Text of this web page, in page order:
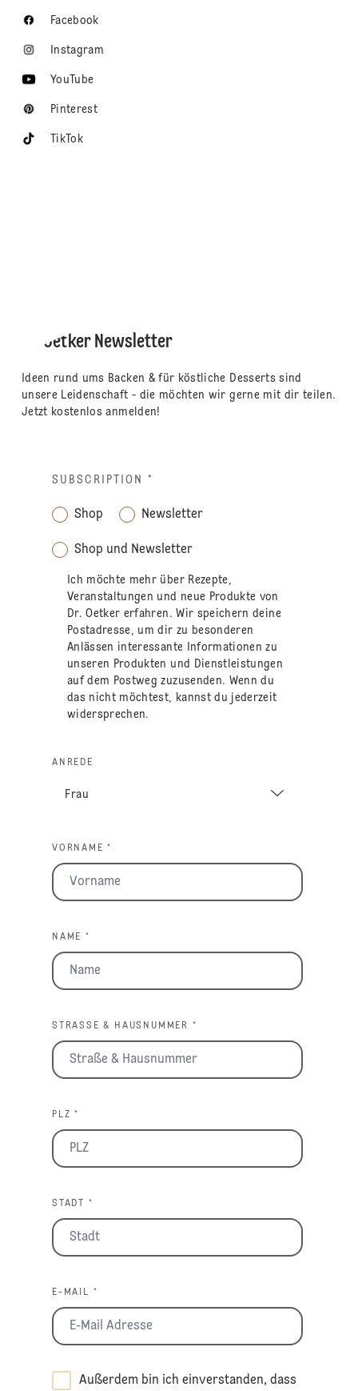
Facebook
Instagram
YouTube
Pinterest
TikTok
Dr. Oetker Newsletter
Ideen rund ums Backen & für köstliche Desserts sind
unsere Leidenschaft - die möchten wir gerne mit dir teilen.
Jetzt kostenlos anmelden!
SUBSCRIPTION *
Shop Newsletter
Shop und Newsletter
Ich möchte mehr über Rezepte,
Veranstaltungen und neue Produkte von
Dr. Oetker erfahren. Wir speichern deine
Postadresse, um dir zu besonderen
Anlässen interessante Informationen zu
unseren Produkten und Dienstleistungen
auf dem Postweg zuzusenden. Wenn du
das nicht möchtest, kannst du jederzeit
widersprechen.
ANREDE
VORNAME *
NAME *
STRASSE & HAUSNUMMER *
PLZ *
STADT *
E-MAIL *
Außerdem bin ich einverstanden, dass